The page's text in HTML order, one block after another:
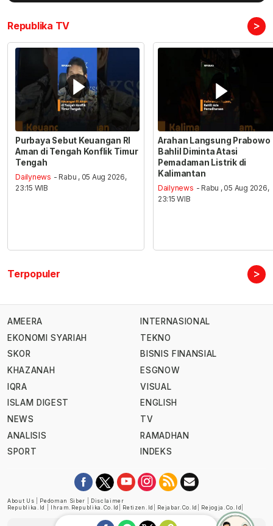
Republika TV >
Purbaya Sebut Keuangan RI
Aman di Tengah Konflik Timur
Tengah
Dailynews - Rabu , 05 Aug 2026,
23:15 WIB
Arahan Langsung Prabowo
Bahlil Diminta Atasi
Pemadaman Listrik di
Kalimantan
Dailynews - Rabu , 05 Aug 2026,
23:15 WIB
Terpopuler >
AMEERA
EKONOMI SYARIAH
SKOR
KHAZANAH
IQRA
ISLAM DIGEST
NEWS
ANALISIS
SPORT
INTERNASIONAL
TEKNO
BISNIS FINANSIAL
ESGNOW
VISUAL
ENGLISH
TV
RAMADHAN
INDEKS
About Us Pedoman Siber
Disclaimer
Republika.id
Ihram.republika.co.id Retizen.id Rejabar.co.id Rejogja.co.id